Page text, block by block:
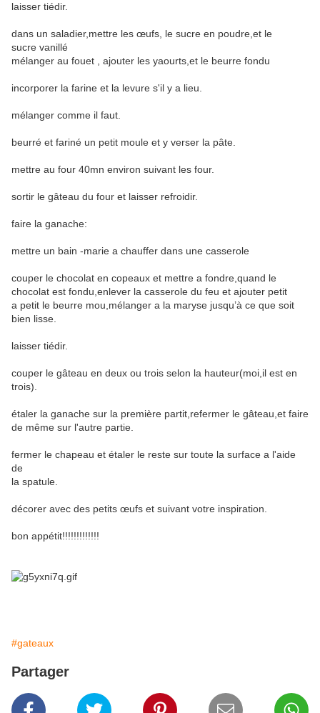
laisser tiédir.
dans un saladier,mettre les œufs, le sucre en poudre,et le
sucre vanillé
mélanger au fouet , ajouter les yaourts,et le beurre fondu
incorporer la farine et la levure s'il y a lieu.
mélanger comme il faut.
beurré et fariné un petit moule et y verser la pâte.
mettre au four 40mn environ suivant les four.
sortir le gâteau du four et laisser refroidir.
faire la ganache:
mettre un bain -marie a chauffer dans une casserole
couper le chocolat en copeaux et mettre a fondre,quand le
chocolat est fondu,enlever la casserole du feu et ajouter petit
a petit le beurre mou,mélanger a la maryse jusqu’à ce que soit
bien lisse.
laisser tiédir.
couper le gâteau en deux ou trois selon la hauteur(moi,il est en
trois).
étaler la ganache sur la première partit,refermer le gâteau,et faire
de même sur l'autre partie.
fermer le chapeau et étaler le reste sur toute la surface a l'aide
de
la spatule.
décorer avec des petits œufs et suivant votre inspiration.
bon appétit!!!!!!!!!!!!!
#gateaux
Partager